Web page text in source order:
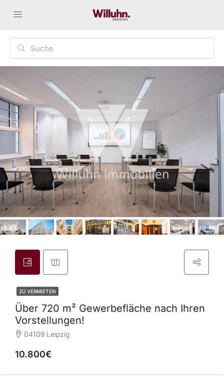
ZU VERMIETEN
Über 720 m² Gewerbefläche nach Ihren
Vorstellungen!
04109 Leipzig
10.800€